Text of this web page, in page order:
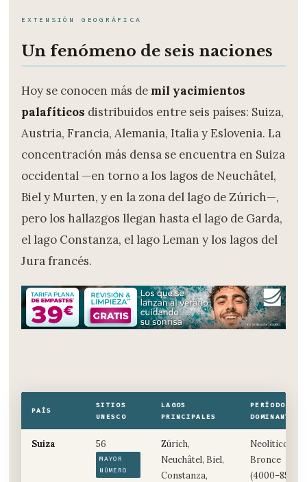
EXTENSIÓN GEOGRÁFICA
Un fenómeno de seis naciones
Hoy se conocen más de mil yacimientos
palafíticos distribuidos entre seis países: Suiza,
Austria, Francia, Alemania, Italia y Eslovenia. La
concentración más densa se encuentra en Suiza
occidental —en torno a los lagos de Neuchâtel,
Biel y Murten, y en la zona del lago de Zúrich—,
pero los hallazgos llegan hasta el lago de Garda,
el lago Constanza, el lago Leman y los lagos del
Jura francés.
PAÍS
SITIOS
UNESCO
LAGOS
PRINCIPALES
PERÍODO
DOMINANTE
Suiza 56
MAYOR
NÚMERO
Zúrich,
Neuchâtel, Biel,
Constanza,
Neolítico y
Bronce
(4000–850